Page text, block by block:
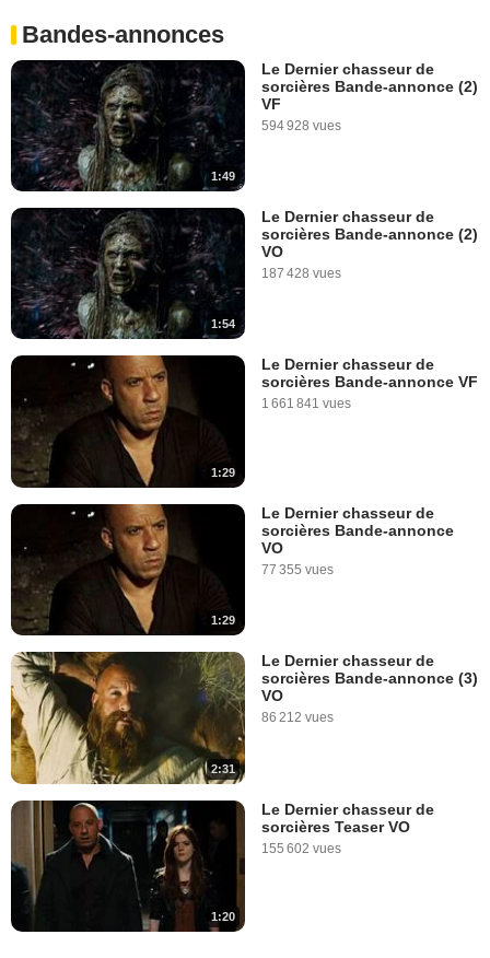
Bandes-annonces
1:49
Le Dernier chasseur de
sorcières Bande-annonce (2)
VF
594 928 vues
1:54
Le Dernier chasseur de
sorcières Bande-annonce (2)
VO
187 428 vues
1:29
Le Dernier chasseur de
sorcières Bande-annonce VF
1 661 841 vues
1:29
Le Dernier chasseur de
sorcières Bande-annonce
VO
77 355 vues
2:31
Le Dernier chasseur de
sorcières Bande-annonce (3)
VO
86 212 vues
1:20
Le Dernier chasseur de
sorcières Teaser VO
155 602 vues